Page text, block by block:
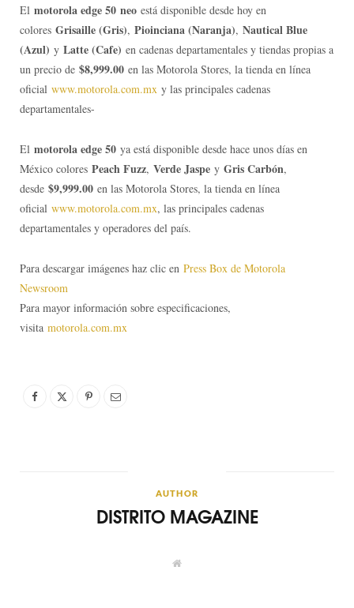
El motorola edge 50 neo está disponible desde hoy en
colores Grisaille (Gris), Pioinciana (Naranja), Nautical Blue
(Azul) y Latte (Cafe) en cadenas departamentales y tiendas propias a
un precio de $8,999.00 en las Motorola Stores, la tienda en línea
oficial www.motorola.com.mx y las principales cadenas
departamentales-
El motorola edge 50 ya está disponible desde hace unos días en
México colores Peach Fuzz, Verde Jaspe y Gris Carbón,
desde $9,999.00 en las Motorola Stores, la tienda en línea
oficial www.motorola.com.mx, las principales cadenas
departamentales y operadores del país.
Para descargar imágenes haz clic en Press Box de Motorola
Newsroom
Para mayor información sobre especificaciones,
visita motorola.com.mx
AUTHOR
DISTRITO MAGAZINE
W